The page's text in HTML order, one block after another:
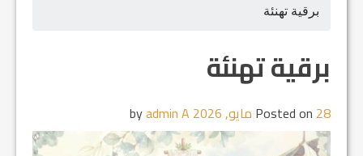
برقية تهنئة
برقية تهنئة
Posted on 28 مايو, 2026 admin A